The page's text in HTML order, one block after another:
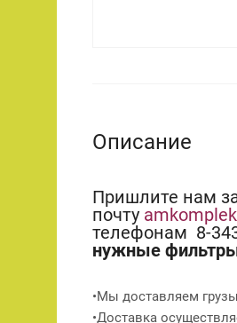
Описание
Пришлите нам
почту
телефонам 8-
нужные
•Мы доставляем
•Доставка